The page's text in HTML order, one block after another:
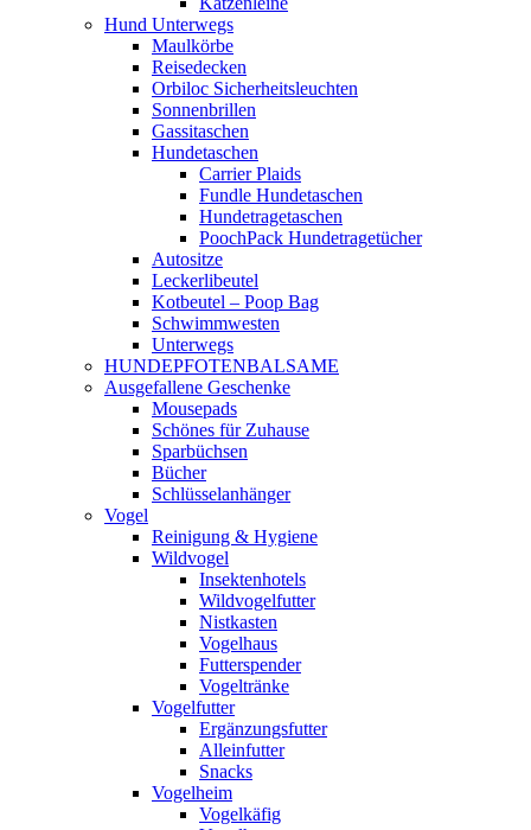
Hund Unterwegs
Maulkörbe
Reisedecken
Orbiloc Sicherheitsleuchten
Sonnenbrillen
Gassitaschen
Hundetaschen
Carrier Plaids
Fundle Hundetaschen
Hundetragetaschen
PoochPack Hundetragetücher
Autositze
Leckerlibeutel
Kotbeutel – Poop Bag
Schwimmwesten
Unterwegs
HUNDEPFOTENBALSAME
Ausgefallene Geschenke
Mousepads
Schönes für Zuhause
Sparbüchsen
Bücher
Schlüsselanhänger
Vogel
Reinigung & Hygiene
Wildvogel
Insektenhotels
Wildvogelfutter
Nistkasten
Vogelhaus
Futterspender
Vogeltränke
Vogelfutter
Ergänzungsfutter
Alleinfutter
Snacks
Vogelheim
Vogelkäfig